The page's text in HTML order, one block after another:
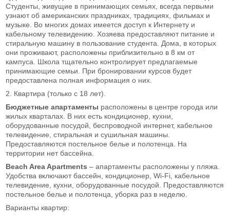
Студенты, живущие в принимающих семьях, всегда первыми
узнают об американских праздниках, традициях, фильмах и
музыке. Во многих домах имеется доступ к Интернету и
кабельному телевидению. Хозяева предоставляют питание и
стиральную машину в пользование студента. Дома, в которых
они проживают, расположены приблизительно в 8 км от
кампуса. Школа тщательно контролирует предлагаемые
принимающие семьи. При бронировании курсов будет
предоставлена полная информация о них.
2. Квартира (только с 18 лет).
Бюджетные апартаменты расположены в центре города или
жилых кварталах. В них есть кондиционер, кухни,
оборудованные посудой, беспроводной интернет, кабельное
телевидение, стиральная и сушильная машины.
Предоставляются постельное белье и полотенца. На
территории нет бассейна.
Beach Area Apartments – апартаменты расположены у пляжа.
Удобства включают бассейн, кондиционер, Wi-Fi, кабельное
телевидение, кухни, оборудованные посудой. Предоставляются
постельное белье и полотенца, уборка раз в неделю.
Варианты квартир: